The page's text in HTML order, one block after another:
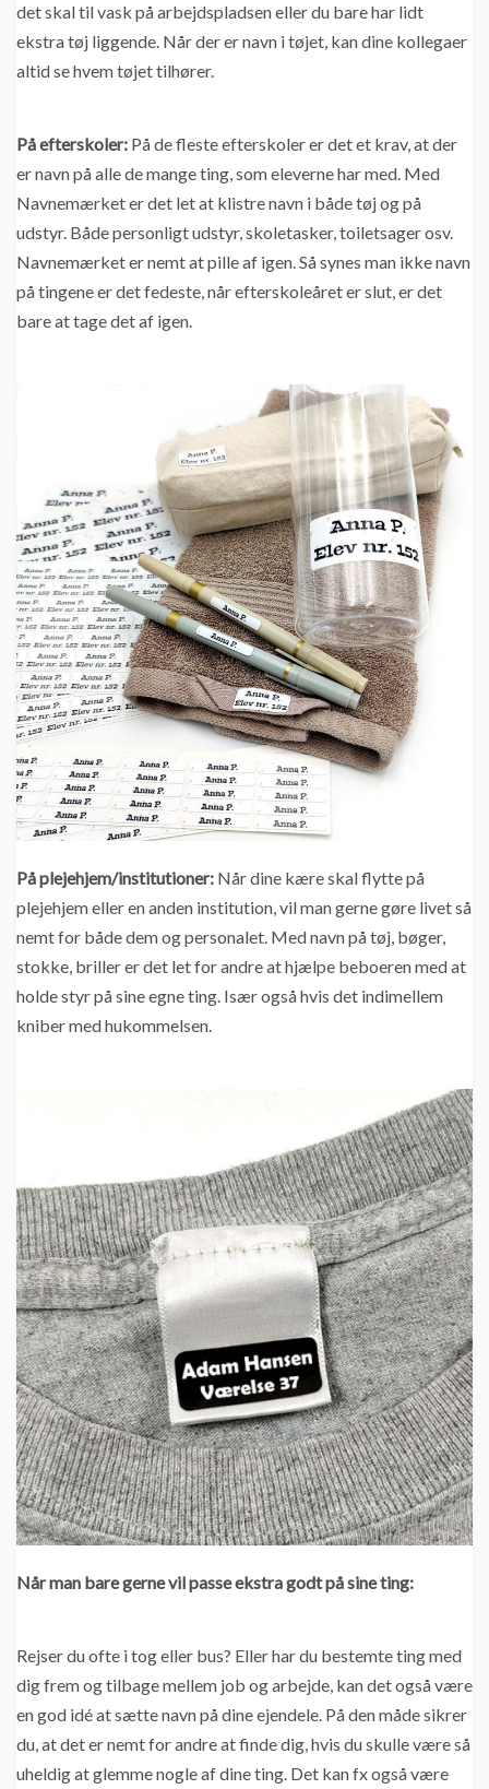
det skal til vask på arbejdspladsen eller du bare har lidt
ekstra tøj liggende. Når der er navn i tøjet, kan dine kollegaer
altid se hvem tøjet tilhører.
På efterskoler: På de fleste efterskoler er det et krav, at der
er navn på alle de mange ting, som eleverne har med. Med
Navnemærket er det let at klistre navn i både tøj og på
udstyr. Både personligt udstyr, skoletasker, toiletsager osv.
Navnemærket er nemt at pille af igen. Så synes man ikke navn
på tingene er det fedeste, når efterskoleåret er slut, er det
bare at tage det af igen.
På plejehjem/institutioner: Når dine kære skal flytte på
plejehjem eller en anden institution, vil man gerne gøre livet så
nemt for både dem og personalet. Med navn på tøj, bøger,
stokke, briller er det let for andre at hjælpe beboeren med at
holde styr på sine egne ting. Især også hvis det indimellem
kniber med hukommelsen.
Når man bare gerne vil passe ekstra godt på sine ting:
Rejser du ofte i tog eller bus? Eller har du bestemte ting med
dig frem og tilbage mellem job og arbejde, kan det også være
en god idé at sætte navn på dine ejendele. På den måde sikrer
du, at det er nemt for andre at finde dig, hvis du skulle være så
uheldig at glemme nogle af dine ting. Det kan fx også være